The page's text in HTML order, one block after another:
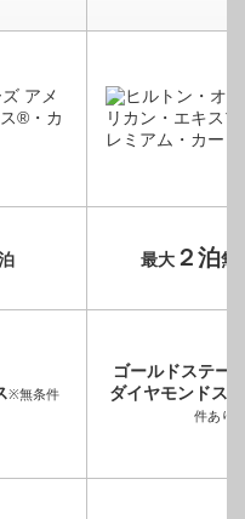
最大２泊無
※無条件
ゴールドステー
ダイヤモンドス
件あり